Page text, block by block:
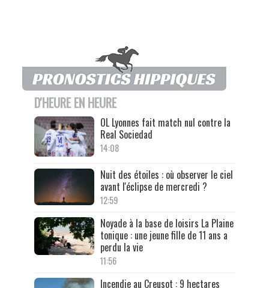
D'HEURE EN HEURE
OL Lyonnes fait match nul contre la
Real Sociedad
14:08
Nuit des étoiles : où observer le ciel
avant l'éclipse de mercredi ?
12:59
Noyade à la base de loisirs La Plaine
tonique : une jeune fille de 11 ans a
perdu la vie
11:56
Incendie au Creusot : 9 hectares